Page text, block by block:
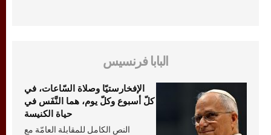
البابا فرنسيس
الإفخارستيّا وصلاة السّاعات، في
كلّ أسبوع وكلّ يوم، هما النَّفَس في
حياة الكنيسة
النص الكامل للمقابلة العامّة مع